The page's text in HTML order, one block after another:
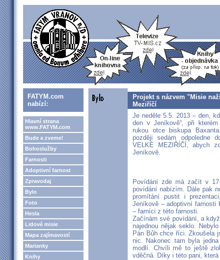
FATYM.com
nabízí:
Hlavní strana
www.FATYM.com
Bude a zveme!
Bohoslužby
Farnosti
Adoptivní farnost
Zpravodaj
Bylo
Foto
Hesla
Lidové misie
Mapa zajímavostí
Marianky
Knihy
Projekt s názvem "Misie
Meziříčí
Je neděle 5.5. 2013 – den,
den v Jeníkově“, při
rukou otce biskupa
později sedám odpoledne
VELKÉ MEZIŘÍČÍ, abych
Jeníkově.
Povídání zde má začít v
povídání nabízím. Dále pak
promítání pustit i
Jeníkově – adoptivní farnosti
– farníci z této farnosti.
Začínám své povídání, a
najednou nějak seklo.
Pán Bůh chce říci. Zkoušela
nic. Nakonec tam byla
modlí. Chvíli mě to ještě
vděčná. Díky i této pani,